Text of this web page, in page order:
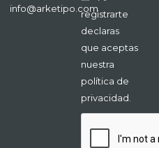
info@arketipo.com
registrarte
declaras
que aceptas
nuestra
política de
privacidad.